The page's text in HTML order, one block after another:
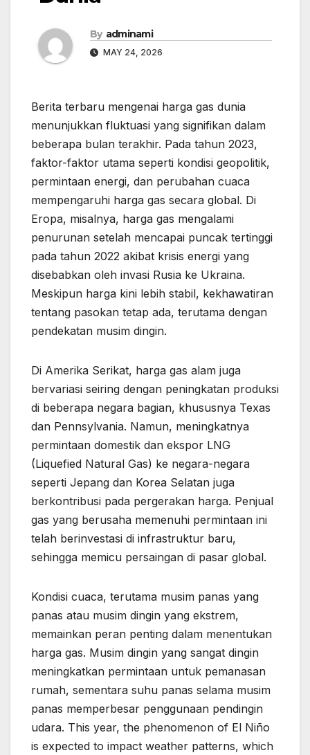
By adminami
MAY 24, 2026
Berita terbaru mengenai harga gas dunia
menunjukkan fluktuasi yang signifikan dalam
beberapa bulan terakhir. Pada tahun 2023,
faktor-faktor utama seperti kondisi geopolitik,
permintaan energi, dan perubahan cuaca
mempengaruhi harga gas secara global. Di
Eropa, misalnya, harga gas mengalami
penurunan setelah mencapai puncak tertinggi
pada tahun 2022 akibat krisis energi yang
disebabkan oleh invasi Rusia ke Ukraina.
Meskipun harga kini lebih stabil, kekhawatiran
tentang pasokan tetap ada, terutama dengan
pendekatan musim dingin.
Di Amerika Serikat, harga gas alam juga
bervariasi seiring dengan peningkatan produksi
di beberapa negara bagian, khususnya Texas
dan Pennsylvania. Namun, meningkatnya
permintaan domestik dan ekspor LNG
(Liquefied Natural Gas) ke negara-negara
seperti Jepang dan Korea Selatan juga
berkontribusi pada pergerakan harga. Penjual
gas yang berusaha memenuhi permintaan ini
telah berinvestasi di infrastruktur baru,
sehingga memicu persaingan di pasar global.
Kondisi cuaca, terutama musim panas yang
panas atau musim dingin yang ekstrem,
memainkan peran penting dalam menentukan
harga gas. Musim dingin yang sangat dingin
meningkatkan permintaan untuk pemanasan
rumah, sementara suhu panas selama musim
panas memperbesar penggunaan pendingin
udara. This year, the phenomenon of El Niño
is expected to impact weather patterns, which